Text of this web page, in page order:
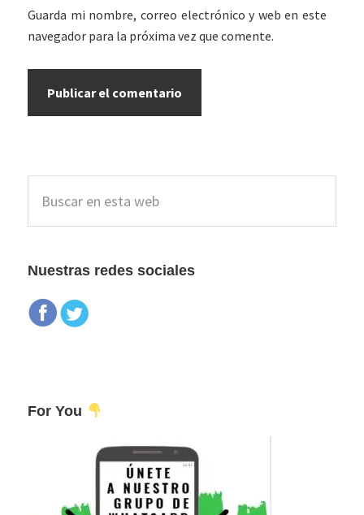
Guarda mi nombre, correo electrónico y web en este
navegador para la próxima vez que comente.
Barra
lateral
esta
Nuestras redes sociales
For You